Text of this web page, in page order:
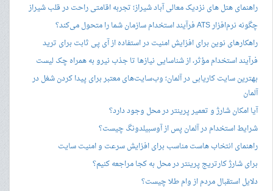
راهنمای هتل های نزدیک معالی آباد شیراز؛ تجربه اقامتی راحت در قلب شیراز
چگونه نرم‌افزار ATS فرآیند استخدام سازمان شما را متحول می‌کند؟
راهکارهای نوین برای افزایش امنیت در استفاده از آی پی ثابت برای ترید
فرآیند استخدام مؤثر، از شناسایی نیازها تا جذب نیرو به همراه چک لیست
بهترین سایت کاریابی در آلمان؛ وب‌سایت‌های معتبر برای پیدا کردن شغل در
آلمان
آیا امکان شارژ و تعمیر پرینتر در محل وجود دارد؟
شرایط استخدام در آلمان پس از آوسبیلدونگ چیست؟
راهنمای انتخاب هاست مناسب برای افزایش سرعت و امنیت سایت
برای شارژ کارتریج پرینتر در محل به کجا مراجعه کنیم؟
دلایل استقبال مردم از وام طلا چیست؟